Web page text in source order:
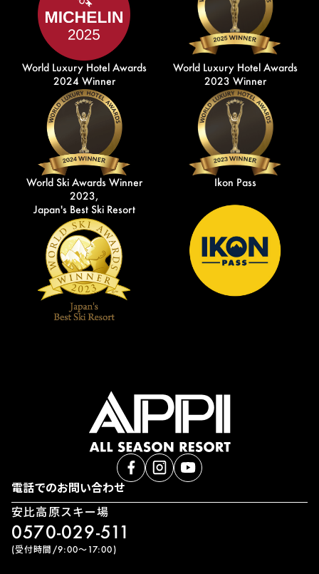
World Luxury Hotel Awards
2024 Winner
World Luxury Hotel Awards
2023 Winner
World Ski Awards Winner
2023,
Japan's Best Ski Resort
Ikon Pass
電話でのお問い合わせ
安比高原スキー場
0570-029-511
(受付時間/9:00〜17:00)